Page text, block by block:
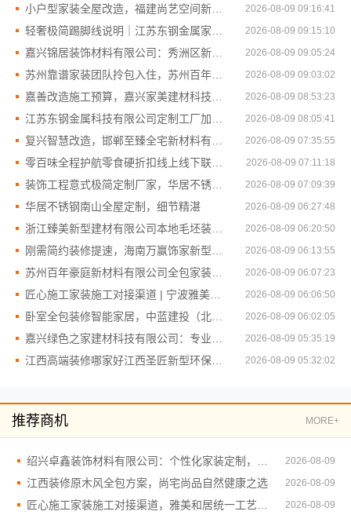
2026-08-09 09:16:41
2026-08-09 09:15:10
2026-08-09 09:05:24
2026-08-09 09:03:02
2026-08-09 08:53:23
2026-08-09 08:05:41
2026-08-09 07:35:55
2026-08-09 07:11:18
2026-08-09 07:09:39
华居不锈钢南山全屋定制，细节精湛 2026-08-09 06:27:48
2026-08-09 06:20:50
2026-08-09 06:13:55
2026-08-09 06:07:23
2026-08-09 06:06:50
2026-08-09 06:02:05
2026-08-09 05:35:19
2026-08-09 05:32:02
推荐商机 MORE+
2026-08-09
江西装修原木风全包方案，尚宅尚品自然健康之选 2026-08-09
2026-08-09